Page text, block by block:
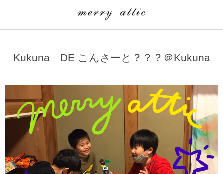
Kukuna DE こんさーと？？？＠Kukuna
埼玉県
merry attic ミュージッククラス